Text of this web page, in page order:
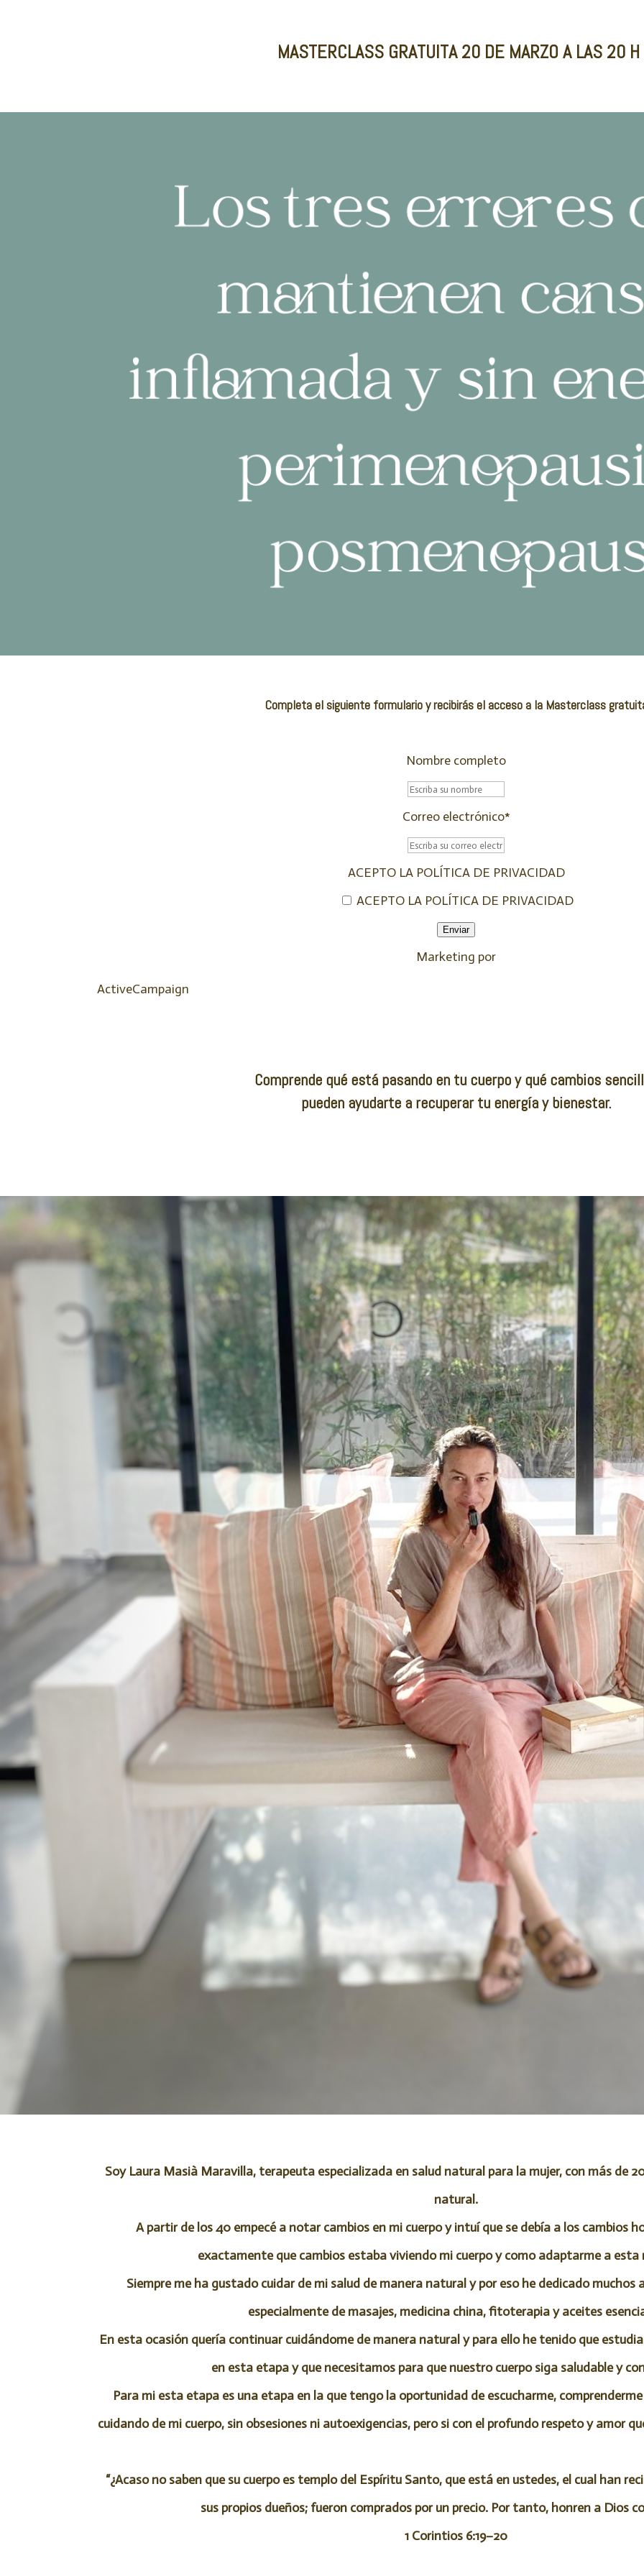
MASTERCLASS GRATUITA20 DE MARZO A LAS 20 H
Completa el siguiente formulario y recibirás el acceso a la Masterclass
Nombre completo
Correo electrónico*
ACEPTO LA POLÍTICA DE PRIVACIDAD
ACEPTO LA POLÍTICA DE PRIVACIDAD
Enviar
Marketing por
ActiveCampaign
Comprende qué está pasando en tu cuerpo y qué cambios
pueden ayudarte a recuperar tu energía y bienestar.
Soy Laura Masià Maravilla, terapeuta especializada en salud natural para la mujer, con más de
natural.
A partir de los 40 empecé a notar cambios en mi cuerpo y intuí que se debía a los cambios
exactamente que cambios estaba viviendo mi cuerpo y como adaptarme a esta
Siempre me ha gustado cuidar de mi salud de manera natural y por eso he dedicado muchos
especialmente de masajes, medicina china, fitoterapia y aceites
En esta ocasión quería continuar cuidándome de manera natural y para ello he tenido que
en esta etapa y que necesitamos para que nuestro cuerpo siga saludable y
Para mi esta etapa es una etapa en la que tengo la oportunidad de escucharme,
cuidando de mi cuerpo, sin obsesiones ni autoexigencias, pero si con el profundo respeto y amor
“¿Acaso no saben que su cuerpo es templo del Espíritu Santo, que está en ustedes, el cual han
sus propios dueños; fueron comprados por un precio. Por tanto, honren a Dios
1 Corintios 6:19–20